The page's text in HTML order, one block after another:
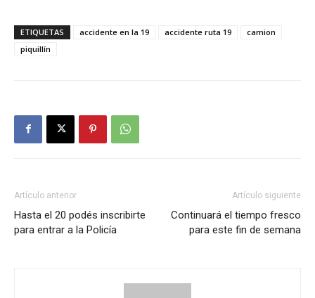
ETIQUETAS accidente en la 19 accidente ruta 19
camion
piquillín
Artículo anterior
Hasta el 20 podés inscribirte
para entrar a la Policía
Artículo siguiente
Continuará el tiempo fresco
para este fin de semana